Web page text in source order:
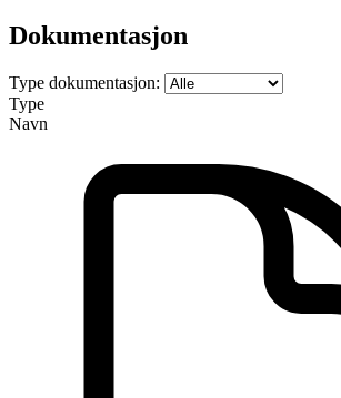
Dokumentasjon
Type dokumentasjon:
Type
Navn